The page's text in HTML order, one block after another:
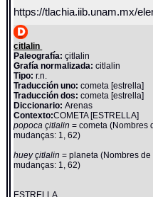
https://tlachia.iib.unam.mx/
citlalin
Paleografía: çitlalin
Grafía normalizada: citlalin
Tipo: r.n.
Traducción uno: cometa [estrella]
Traducción dos: cometa [estrella]
Diccionario:Arenas
Contexto:COMETA [ESTRELLA]
popoca çitlalin= cometa (Nombres
mudanças: 1, 62)
huey çitlalin= planeta (Nombres
mudanças: 1, 62)